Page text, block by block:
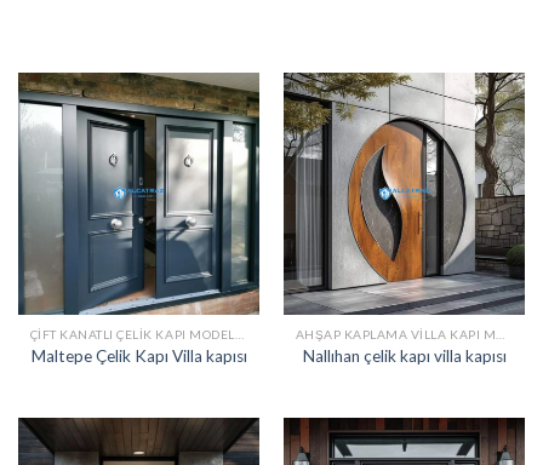
Maltepe Çelik Kapı Villa kapısı Nallıhan çelik kapı villa kapısı